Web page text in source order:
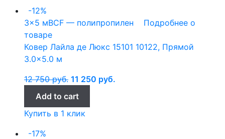
-12%
3x5 мBCF — полипропилен
Подробнее о
товаре
Ковер Лайла де Люкс 15101 10122, Прямой
3.0×5.0 м
12 750руб. 11 250 руб.
Add to cart
Купить в 1 клик
-17%